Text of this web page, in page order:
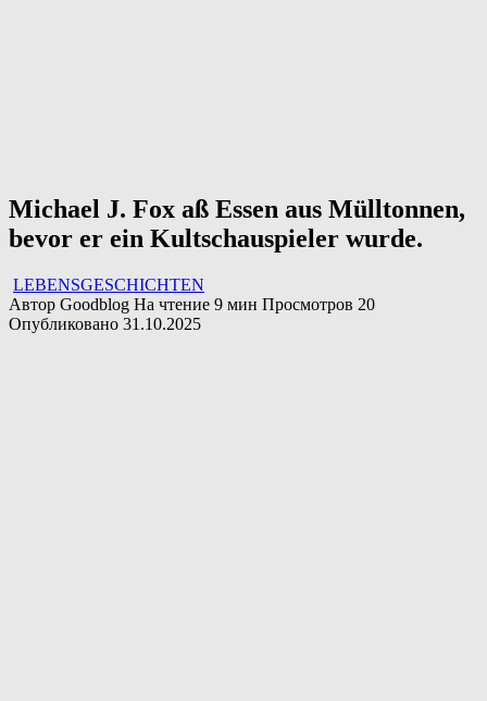
Michael J. Fox aß Essen aus Mülltonnen,
bevor er ein Kultschauspieler wurde.
LEBENSGESCHICHTEN
Автор Goodblog На чтение 9 мин Просмотров 20
Опубликовано 31.10.2025